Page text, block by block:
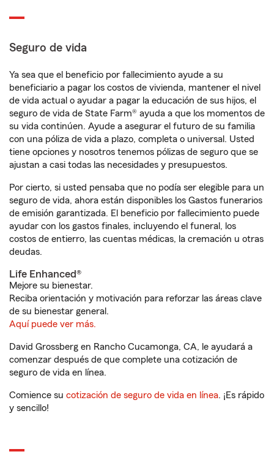
Seguro de vida
Ya sea que el beneficio por fallecimiento ayude a su
beneficiario a pagar los costos de vivienda, mantener el nivel
de vida actual o ayudar a pagar la educación de sus hijos, el
seguro de vida de State Farm® ayuda a que los momentos de
su vida continúen. Ayude a asegurar el futuro de su familia
con una póliza de vida a plazo, completa o universal. Usted
tiene opciones y nosotros tenemos pólizas de seguro que se
ajustan a casi todas las necesidades y presupuestos.
Por cierto, si usted pensaba que no podía ser elegible para un
seguro de vida, ahora están disponibles los Gastos funerarios
de emisión garantizada. El beneficio por fallecimiento puede
ayudar con los gastos finales, incluyendo el funeral, los
costos de entierro, las cuentas médicas, la cremación u otras
deudas.
Life Enhanced®
Mejore su bienestar.
Reciba orientación y motivación para reforzar las áreas clave
de su bienestar general.
Aquí puede ver más.
David Grossberg en Rancho Cucamonga, CA, le ayudará a
comenzar después de que complete una cotización de
seguro de vida en línea.
Comience su cotización de seguro de vida en línea. ¡Es rápido
y sencillo!